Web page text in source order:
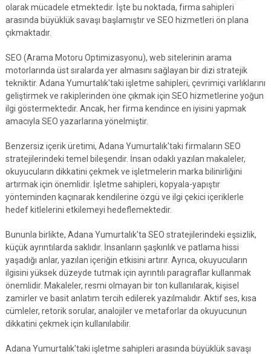
olarak mücadele etmektedir. İşte bu noktada, firma sahipleri
arasında büyüklük savaşı başlamıştır ve SEO hizmetleri ön plana
çıkmaktadır.
SEO (Arama Motoru Optimizasyonu), web sitelerinin arama
motorlarında üst sıralarda yer almasını sağlayan bir dizi stratejik
tekniktir. Adana Yumurtalık'taki işletme sahipleri, çevrimiçi varlıklarını
geliştirmek ve rakiplerinden öne çıkmak için SEO hizmetlerine yoğun
ilgi göstermektedir. Ancak, her firma kendince en iyisini yapmak
amacıyla SEO yazarlarına yönelmiştir.
Benzersiz içerik üretimi, Adana Yumurtalık'taki firmaların SEO
stratejilerindeki temel bileşendir. İnsan odaklı yazılan makaleler,
okuyucuların dikkatini çekmek ve işletmelerin marka bilinirliğini
artırmak için önemlidir. İşletme sahipleri, kopyala-yapıştır
yönteminden kaçınarak kendilerine özgü ve ilgi çekici içeriklerle
hedef kitlelerini etkilemeyi hedeflemektedir.
Bununla birlikte, Adana Yumurtalık'ta SEO stratejilerindeki eşsizlik,
küçük ayrıntılarda saklıdır. İnsanların şaşkınlık ve patlama hissi
yaşadığı anlar, yazılan içeriğin etkisini artırır. Ayrıca, okuyucuların
ilgisini yüksek düzeyde tutmak için ayrıntılı paragraflar kullanmak
önemlidir. Makaleler, resmi olmayan bir ton kullanılarak, kişisel
zamirler ve basit anlatım tercih edilerek yazılmalıdır. Aktif ses, kısa
cümleler, retorik sorular, analojiler ve metaforlar da okuyucunun
dikkatini çekmek için kullanılabilir.
Adana Yumurtalık'taki işletme sahipleri arasında büyüklük savaşı